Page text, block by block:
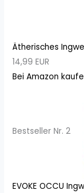
Ätherisches
14,99 EUR
Bei Amazon
Bestseller Nr. 2
EVOKE OCCU